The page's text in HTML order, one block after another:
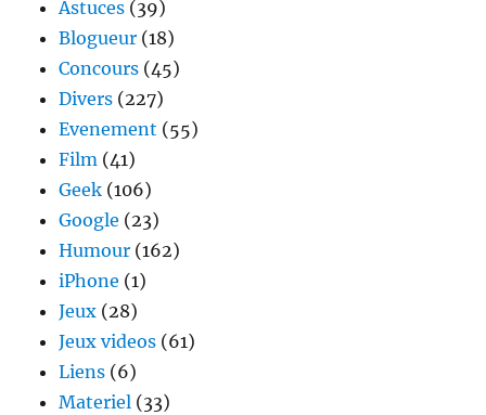
Astuces (39)
Blogueur (18)
Concours (45)
Divers (227)
Evenement (55)
Film (41)
Geek (106)
Google (23)
Humour (162)
iPhone (1)
Jeux (28)
Jeux videos (61)
Liens (6)
Materiel (33)